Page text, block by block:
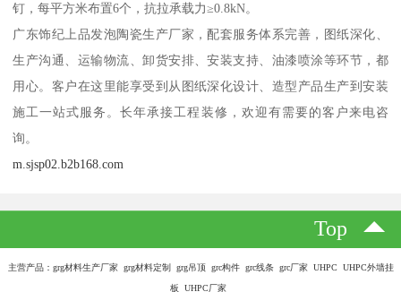
钉，每平方米布置6个，抗拉承载力≥0.8kN。
广东饰纪上品发泡陶瓷生产厂家，配套服务体系完善，图纸深化、
生产沟通、运输物流、卸货安排、安装支持、油漆喷涂等环节，都
用心。客户在这里能享受到从图纸深化设计、造型产品生产到安装
施工一站式服务。长年承接工程装修，欢迎有需要的客户来电咨
询。
m.sjsp02.b2b168.com
Top
主营产品：grg材料生产厂家 grg材料定制 grg吊顶 grc构件 grc线条 grc厂家 UHPC UHPC外墙挂
板 UHPC厂家